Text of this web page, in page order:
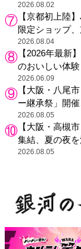
2026.08.02
【京都初上陸
限定ショップ
2026.08.04
【2026年最新
のおいしい体
2026.06.09
【大阪・八尾
ー継承祭」開
示も
2026.08.05
【大阪・高槻
集結、夏の夜
2026.08.05